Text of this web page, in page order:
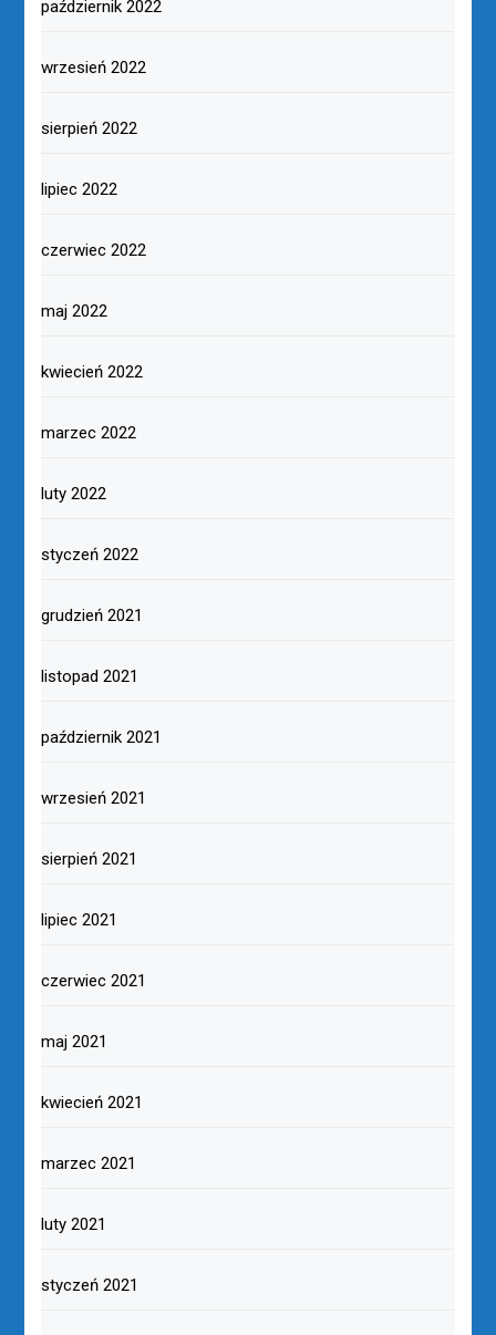
październik 2022
wrzesień 2022
sierpień 2022
lipiec 2022
czerwiec 2022
maj 2022
kwiecień 2022
marzec 2022
luty 2022
styczeń 2022
grudzień 2021
listopad 2021
październik 2021
wrzesień 2021
sierpień 2021
lipiec 2021
czerwiec 2021
maj 2021
kwiecień 2021
marzec 2021
luty 2021
styczeń 2021